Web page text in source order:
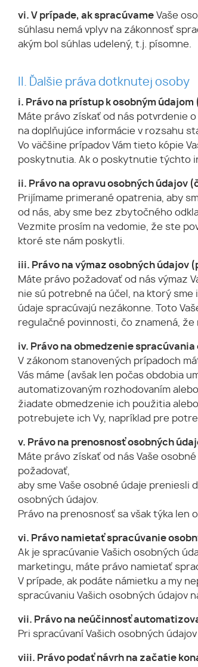
vi. V prípade, ak spracúvame Vaše
súhlasu nemá vplyv na zákonnosť
akým bol súhlas udelený, t.j. písomne.
II. Ďalšie práva dotknutej osoby
i. Právo na prístup k osobným údajom
Máte právo získať od nás potvrdenie
na doplňujúce informácie v rozsahu
Vo väčšine prípadov Vám tieto kópie
poskytnutia. Ak o poskytnutie týchto
ii. Právo na opravu osobných údajov
Prijímame primerané opatrenia, aby
od nás, aby sme bez zbytočného
Vezmite prosím na vedomie, že ste
ktoré ste nám poskytli.
iii. Právo na výmaz osobných údajov
Máte právo požadovať od nás výmaz
nie sú potrebné na účel, na ktorý sme
údaje spracúvajú nezákonne. Toto
regulačné povinnosti, čo znamená,
iv. Právo na obmedzenie
V zákonom stanovených prípadoch
Vás máme (avšak len počas obdobia
automatizovaným rozhodovaním
žiadate obmedzenie ich použitia
potrebujete ich Vy, napríklad pre
v. Právo na prenosnosť osobných
Máte právo získať od nás Vaše
požadovať,
aby sme Vaše osobné údaje preniesli
osobných údajov.
Právo na prenosnosť sa však týka len
vi. Právo namietať spracúvanie
Ak je spracúvanie Vašich osobných
marketingu, máte právo namietať
V prípade, ak podáte námietku a my
spracúvaniu Vašich osobných údajov
vii. Právo na neúčinnosť
Pri spracúvaní Vašich osobných
viii. Právo podať návrh na začatie